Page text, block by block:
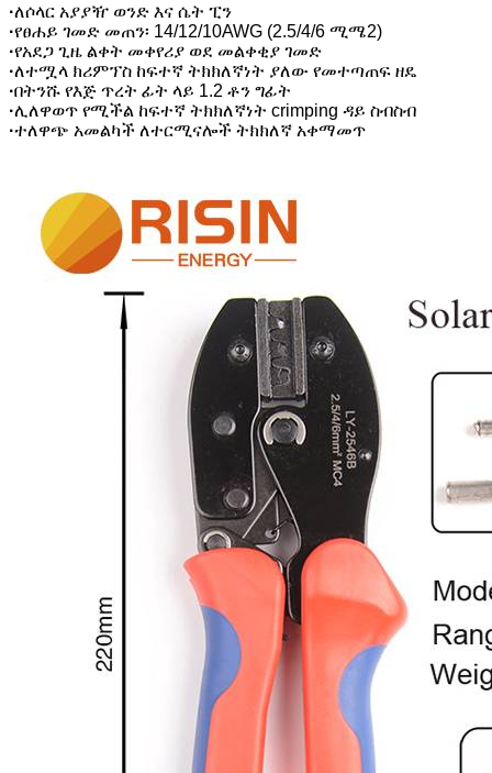
·ለሶላር አያያዥ ወንድ እና ሴት ፒን
·የፀሐይ ገመድ መጠን፡ 14/12/10AWG (2.5/4/6 ሚሜ2)
·የአደጋ ጊዜ ልቀት መቀየሪያ ወደ መልቀቂያ ገመድ
·ለተሟላ ክሪምፕስ ከፍተኛ ትክክለኛነት ያለው የመተጣጠፍ ዘዴ
·በትንሹ የእጅ ጥረት ፊት ላይ 1.2 ቶን ግፊት
·ሊለዋወጥ የሚችል ከፍተኛ ትክክለኛነት crimping ዳይ ስብስብ
·ተለዋጭ አመልካች ለተርሚናሎች ትክክለኛ አቀማመጥ